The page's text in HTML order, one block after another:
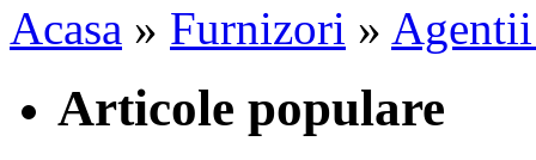
Acasa » Furnizori »
Articole populare